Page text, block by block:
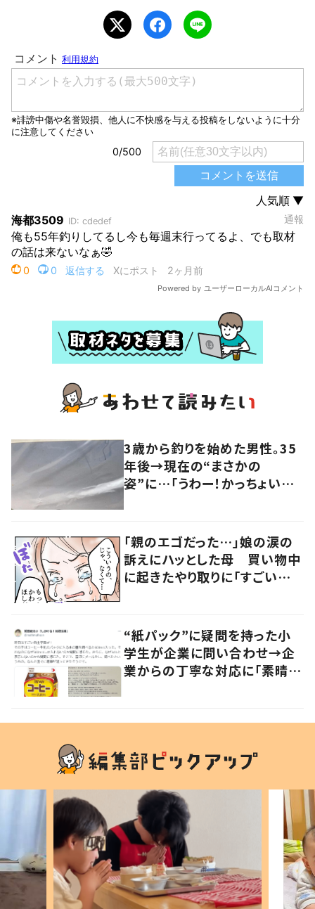
3歳から釣りを始めた男性。35
年後→現在の“まさかの
姿”に…「うわー！かっちょい
「親のエゴだった…」娘の涙の
訴えにハッとした母 買い物中
に起きたやり取りに「すごい分
“紙パック”に疑問を持った小
学生が企業に問い合わせ→企
業からの丁寧な対応に「素晴ら